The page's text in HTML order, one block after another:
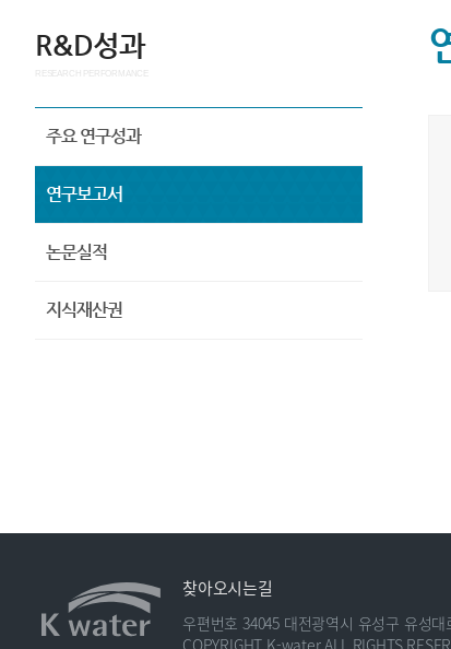
R&D성과
RESEARCH PERFORMANCE
주요 연구성과
연구보고서
논문실적
지식재산권
찾아오시는길
우편번호 34045 대전광역시 유성구 유성
COPYRIGHT K-water ALL RIGHTS